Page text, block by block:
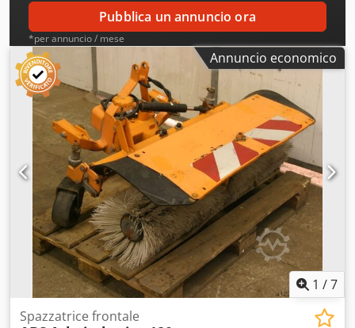
Pubblica un annuncio ora
*per annuncio / mese
Annuncio economico
1 /7
Spazzatrice frontale